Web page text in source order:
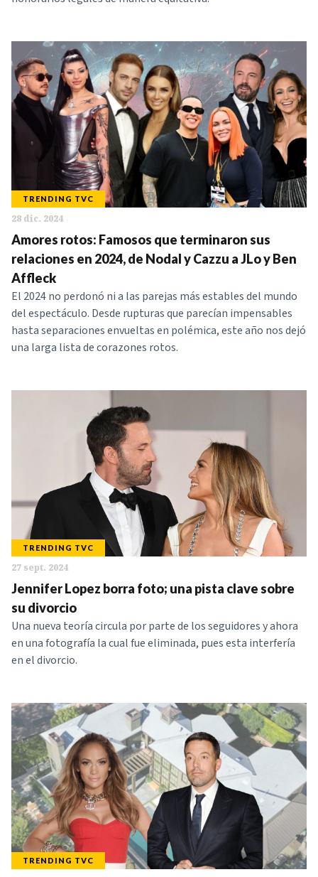
TRENDING TVC
28 dic. 2024
Amores rotos: Famosos que terminaron sus
relaciones en 2024, de Nodal y Cazzu a JLo y Ben
Affleck
El 2024 no perdonó ni a las parejas más estables del mundo
del espectáculo. Desde rupturas que parecían impensables
hasta separaciones envueltas en polémica, este año nos dejó
una larga lista de corazones rotos.
TRENDING TVC
27 sept. 2024
Jennifer Lopez borra foto; una pista clave sobre
su divorcio
Una nueva teoría circula por parte de los seguidores y ahora
en una fotografía la cual fue eliminada, pues esta interfería
en el divorcio.
TRENDING TVC